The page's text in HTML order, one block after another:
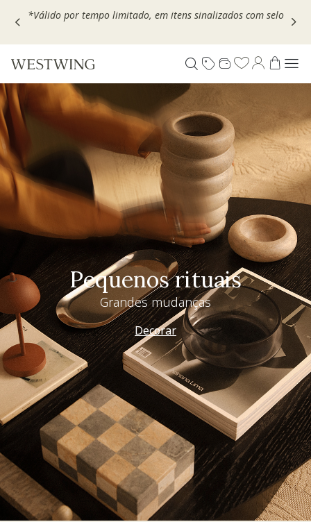
Escolha seu VOUCHER e ganhe até 30% OFF*: useMOVEL30,
Pequenos rituais
Grandes mudanças
Decorar